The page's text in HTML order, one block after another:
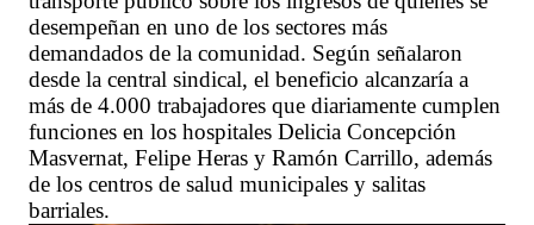
desempeñan en uno de los sectores más
demandados de la comunidad. Según señalaron
desde la central sindical, el beneficio alcanzaría a
más de 4.000 trabajadores que diariamente cumplen
funciones en los hospitales Delicia Concepción
Masvernat, Felipe Heras y Ramón Carrillo, además
de los centros de salud municipales y salitas
barriales.